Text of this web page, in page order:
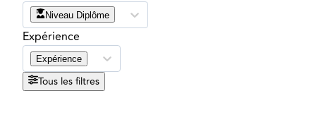
Niveau Diplôme
Expérience
Expérience
Tous les filtres